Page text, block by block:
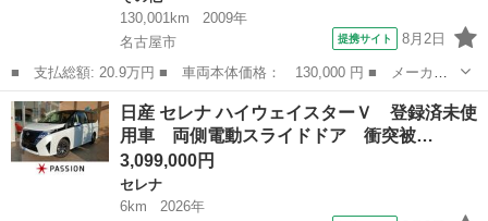
130,001km
2009年
名古屋市
提携サイト 8月2日
■ 支払総額: 20.9万円 ■ 車両本体価格： 130,000 円 ■ メーカー
名： 日産 ■ 車種名： ルークス ■ グレード名： ハイウェイス
ター グー故障診断済 車検２年 整備点検 禁煙 フルセグ社外ナ
ビ ＤＶＤ ...
愛知 名古屋市 その他
日産 セレナ ハイウェイスターＶ 登録済未使
用車 両側電動スライドドア 衝突被…
3,099,000円
セレナ
6km
2026年